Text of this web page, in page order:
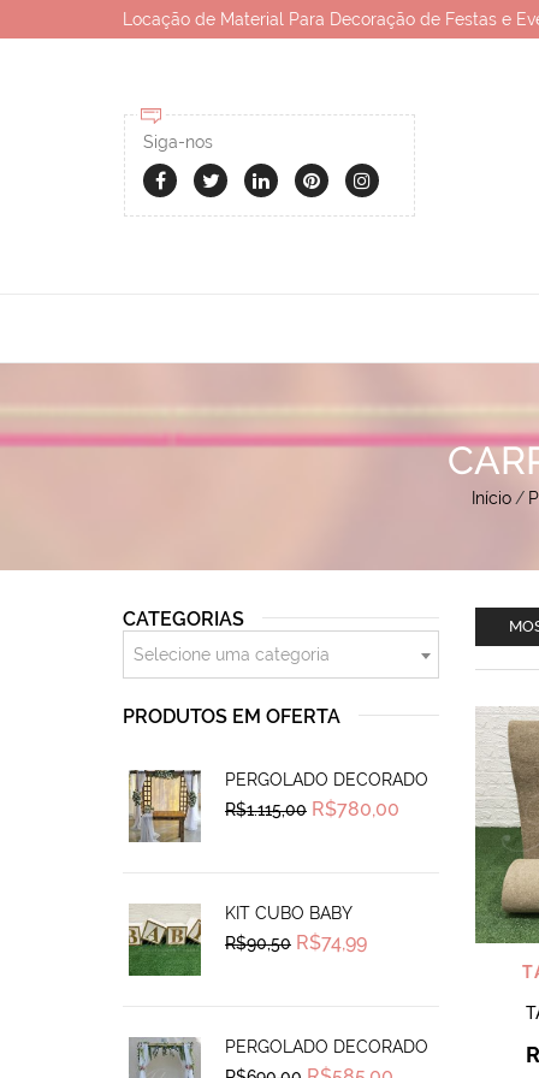
Locação de Material Para Decoração de Festas e
Siga-nos
Início /
CATEGORIAS
Selecione uma categoria
PRODUTOS EM OFERTA
PERGOLADO DECORADO
R$1.115,00 Original
price
R$780,00
R$780,00.
KIT CUBO BABY
R$90,50 Original
price
R$74,99Current
PERGOLADO DECORADO